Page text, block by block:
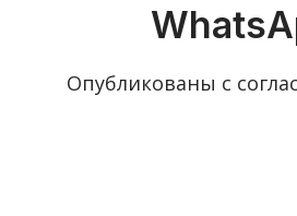
Опубликованы с